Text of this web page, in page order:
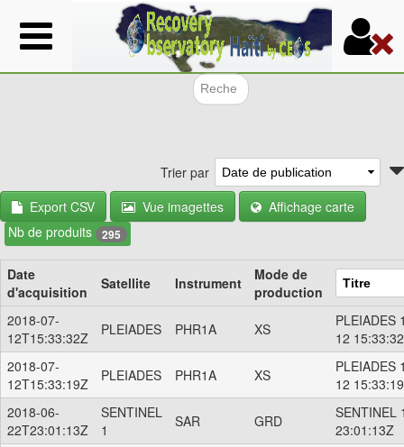
Aller
au
contenu
Trier par
Export CSV
Vue imagettes
Affichage carte
Nb de produits 295
Date
d'acquisition
Satellite Instrument
Mode de
production
2018-07-
12T15:33:32Z
PLEIADES PHR1A XS
PLEIADES
12
2018-07-
12T15:33:19Z
PLEIADES PHR1A XS
PLEIADES
12
2018-06-
22T23:01:13Z
SENTINEL
1
SAR GRD
SENTINEL
23:01:13Z